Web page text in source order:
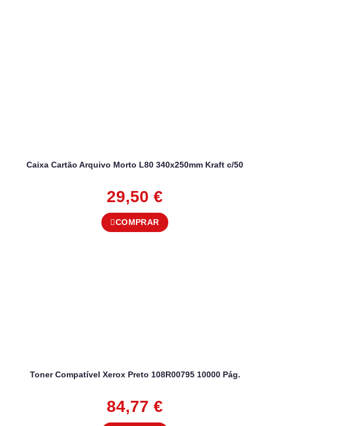
Caixa Cartão Arquivo Morto L80 340x250mm Kraft c/50
29,50 €
COMPRAR
Toner Compatível Xerox Preto 108R00795 10000 Pág.
84,77 €